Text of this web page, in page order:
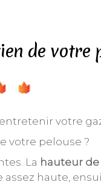
de votre
votre
votre pelouse ?
La hauteur
haute,